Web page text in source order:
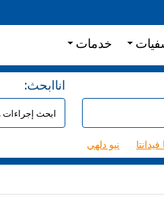
خدمات
:اناابحث
نيو دلهي